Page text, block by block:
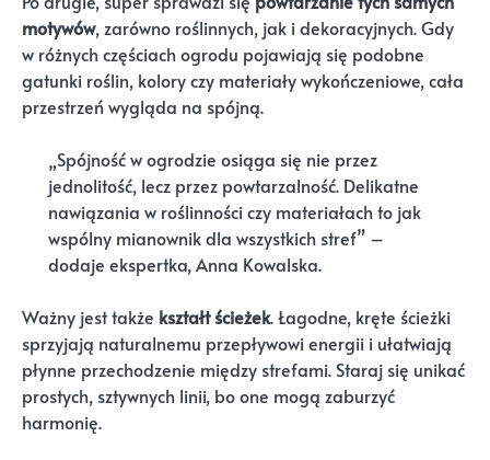
motywów, zarówno roślinnych, jak i dekoracyjnych. Gdy
w różnych częściach ogrodu pojawiają się podobne
gatunki roślin, kolory czy materiały wykończeniowe, cała
przestrzeń wygląda na spójną.
„Spójność w ogrodzie osiąga się nie przez
jednolitość, lecz przez powtarzalność. Delikatne
nawiązania w roślinności czy materiałach to jak
wspólny mianownik dla wszystkich stref” –
dodaje ekspertka, Anna Kowalska.
Ważny jest także kształt ścieżek. Łagodne, kręte ścieżki
sprzyjają naturalnemu przepływowi energii i ułatwiają
płynne przechodzenie między strefami. Staraj się unikać
prostych, sztywnych linii, bo one mogą zaburzyć
harmonię.